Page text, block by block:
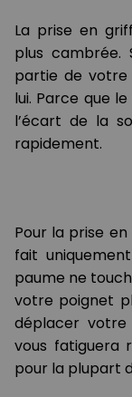
La prise en
plus
partie de
lui. Parce que
l’écart de la
rapidement.
Pour la prise
fait
paume ne
votre poignet
déplacer votre
vous fatiguera
pour la plupart